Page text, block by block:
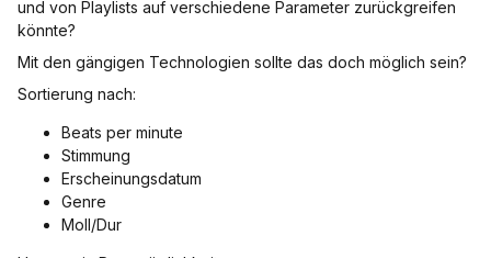
und von Playlists auf verschiedene Parameter zurückgreifen
könnte?
Mit den gängigen Technologien sollte das doch möglich sein?
Sortierung nach:
Beats per minute
Stimmung
Erscheinungsdatum
Genre
Moll/Dur